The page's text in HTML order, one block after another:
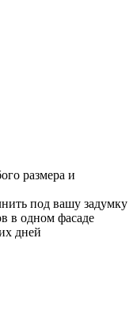
размера и
под вашу задумку
в одном фасаде
дней